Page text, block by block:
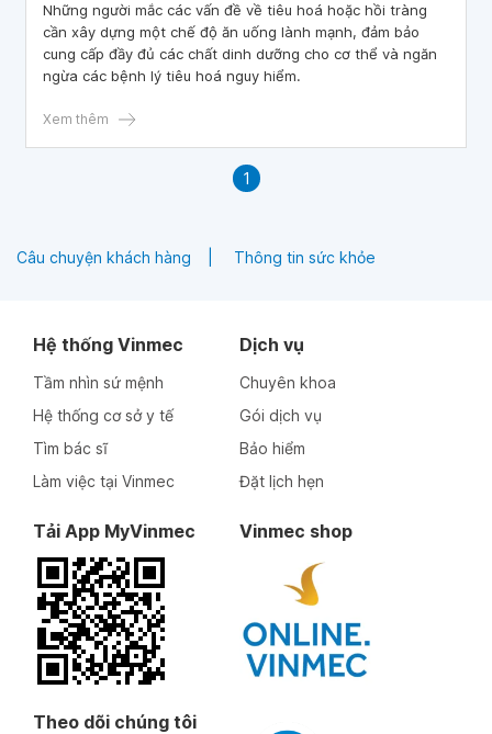
Những người mắc các vấn đề về tiêu hoá hoặc hồi tràng
cần xây dựng một chế độ ăn uống lành mạnh, đảm bảo
cung cấp đầy đủ các chất dinh dưỡng cho cơ thể và ngăn
ngừa các bệnh lý tiêu hoá nguy hiểm.
Xem thêm
1
Câu chuyện khách hàng Thông tin sức khỏe
Hệ thống Vinmec
Tầm nhìn sứ mệnh
Hệ thống cơ sở y tế
Tìm bác sĩ
Làm việc tại Vinmec
Dịch vụ
Chuyên khoa
Gói dịch vụ
Bảo hiểm
Đặt lịch hẹn
Tải App MyVinmec Vinmec shop
Theo dõi chúng tôi